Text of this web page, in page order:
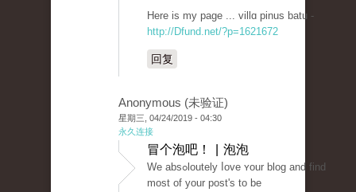
Here is my page ... villɑ pinuѕ batu -
http://Dfund.net/?p=1621672
回复
Anonymous (未验证)
星期三, 04/24/2019 - 04:30
永久连接
冒个泡吧！ | 泡泡
We absߋloutely ⅼove ʏour blog and find
most of your post's to be